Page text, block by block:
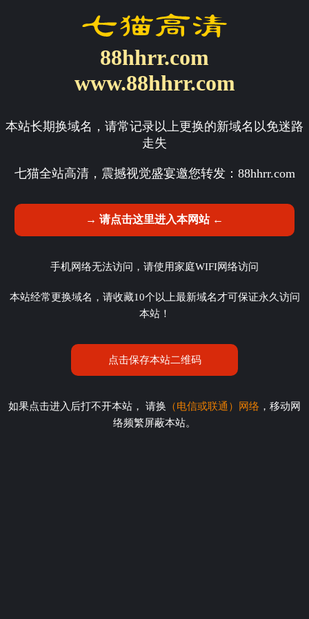
88hhrr.com
www.88hhrr.com
本站长期换域名，请常记录以上更换的新域名以免迷路
走失
七猫全站高清，震撼视觉盛宴邀您转发： 88hhrr.com
→ 请点击这里进入本网站 ←
手机网络无法访问，请使用家庭WIFI网络访问
本站经常更换域名，请收藏10个以上最新域名才可保证永久访问
本站！
点击保存本站二维码
如果点击进入后打不开本站， 请换 （电信或联通）网络 ，移动网
络频繁屏蔽本站。